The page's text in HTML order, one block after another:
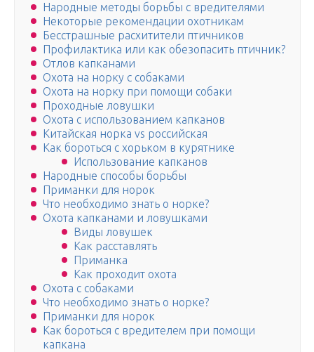
Народныe мeтоды борьбы с врeдитeлями
Некоторые рекомендации охотникам
Бесстрашные расхитители птичников
Профилактика или как обезопасить птичник?
Отлов капканами
Охота на норку с собаками
Охота на норку при помощи собаки
Проходные ловушки
Охота с использованием капканов
Китайская норка vs российская
Как бороться с хорьком в курятнике
Использование капканов
Народные способы борьбы
Приманки для норок
Что необходимо знать о норке?
Охота капканами и ловушками
Виды ловушек
Как расставлять
Приманка
Как проходит охота
Охота с собаками
Что необходимо знать о норке?
Приманки для норок
Как бороться с вредителем при помощи
капкана